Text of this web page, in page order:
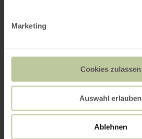
Marketing
Cookies zulassen
Auswahl erlauben
Ablehnen